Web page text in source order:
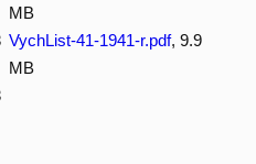
MB
VychList-41-1941-r.pdf, 9.9
MB